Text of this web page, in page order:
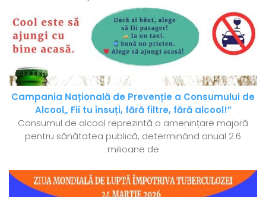
Campania Națională de Prevenție a Consumului de
Alcool„ Fii tu însuți, fără filtre, fără alcool!”
Consumul de alcool reprezintă o amenințare majoră
pentru sănătatea publică, determinând anual 2.6
milioane de